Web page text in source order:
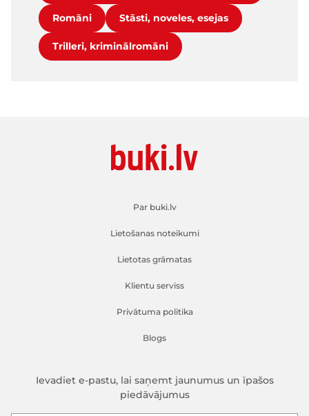
Romāni Stāsti, noveles, esejas
Trilleri, kriminālromāni
Par buki.lv
Lietošanas noteikumi
Lietotas grāmatas
Klientu serviss
Privātuma politika
Blogs
Ievadiet e-pastu, lai saņemt jaunumus un īpašos
piedāvājumus